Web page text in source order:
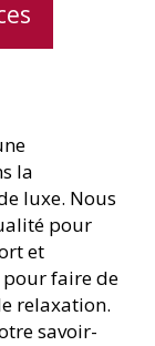
la
luxe. Nous
pour
et
pour faire de
relaxation.
savoir-